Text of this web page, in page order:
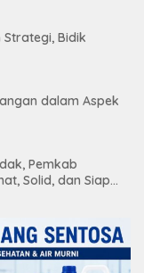
Bidik
dalam Aspek
Pemkab
Solid, dan Siap